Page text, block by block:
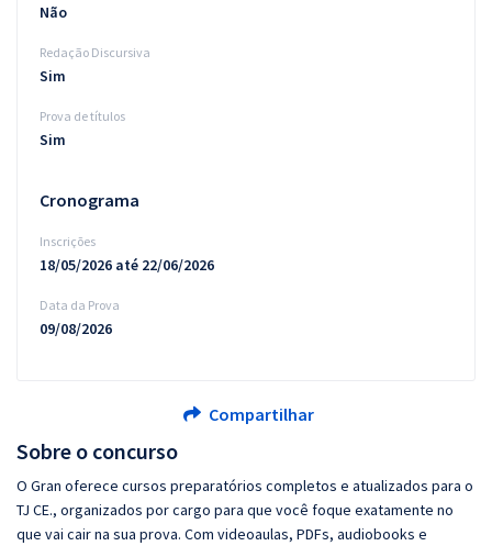
Sobre o concurso
O Gran oferece cursos preparatórios completos e atualizados para o
TJ CE., organizados por cargo para que você foque exatamente no
que vai cair na sua prova. Com videoaulas, PDFs, audiobooks e
Não
Redação Discursiva
Sim
Prova de títulos
Sim
Cronograma
Inscrições
18/05/2026 até 22/06/2026
Data da Prova
09/08/2026
Compartilhar